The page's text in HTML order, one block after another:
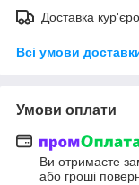
Доставка
Всі умови
Умови оплати
Ви отримаєте
або гроші